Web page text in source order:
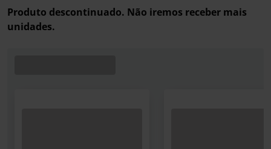
Produto descontinuado. Não iremos receber mais
unidades.